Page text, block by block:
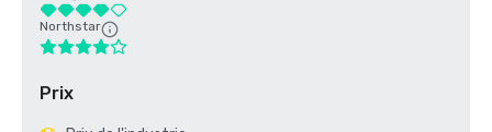
Northstar
Prix